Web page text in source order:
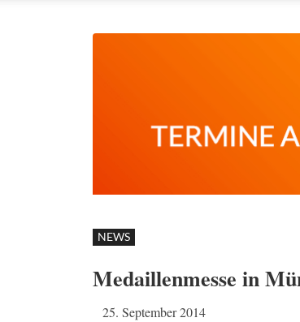
NEWS
Medaillenmesse in
25. September 2014